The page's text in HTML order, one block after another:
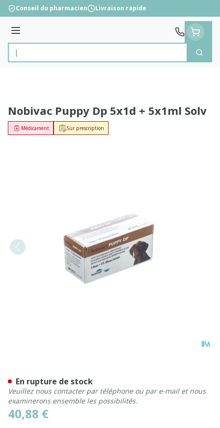
Aller au contenu
Conseil du pharmacien Livraison rapide
Menu
Rechercher
Nobivac Puppy Dp 5x1d + 5x1ml Solv
Sur prescription
Médicament
40,88 €
En rupture de stock
Veuillez nous contacter par téléphone ou par e-mail et nous
examinerons ensemble les possibilités.